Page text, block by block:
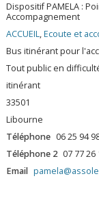
Dispositif PAMELA :
Accompagnement
ACCUEIL,Ecoute et
Bus itinérant pour
Tout public en
itinérant
33501
Libourne
Téléphone 06 25 94
Téléphone 2 07 77 26
Email